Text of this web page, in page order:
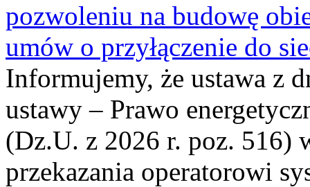
pozwoleniu na budowę
umów o przyłączenie do
Informujemy, że ustawa z
ustawy – Prawo
(Dz.U. z 2026 r. poz. 516)
przekazania operatorowi